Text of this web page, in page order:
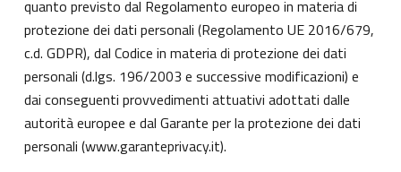
quanto previsto dal Regolamento europeo in materia di
protezione dei dati personali (Regolamento UE 2016/679,
c.d. GDPR), dal Codice in materia di protezione dei dati
personali (d.lgs. 196/2003 e successive modificazioni) e
dai conseguenti provvedimenti attuativi adottati dalle
autorità europee e dal Garante per la protezione dei dati
personali (www.garanteprivacy.it).